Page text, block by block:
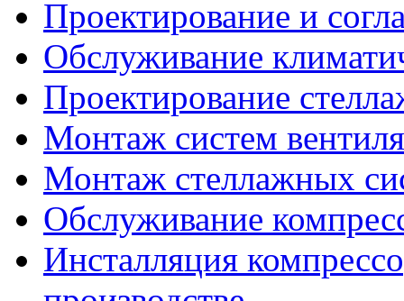
Проектирование и
Обслуживание
Проектирование
Монтаж систем
Монтаж стеллажных
Обслуживание
Инсталляция